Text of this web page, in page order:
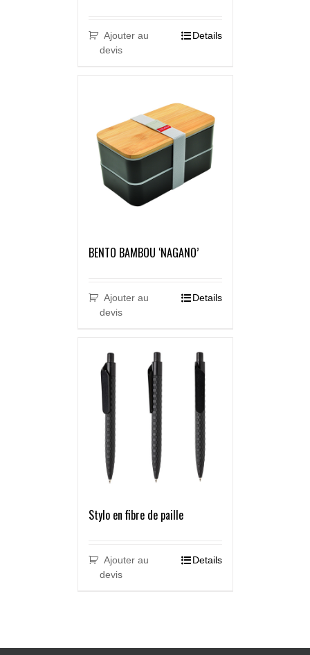
Ajouter au
devis
Details
BENTO BAMBOU ‘NAGANO’
Ajouter au
devis
Details
Stylo en fibre de paille
Ajouter au
devis
Details